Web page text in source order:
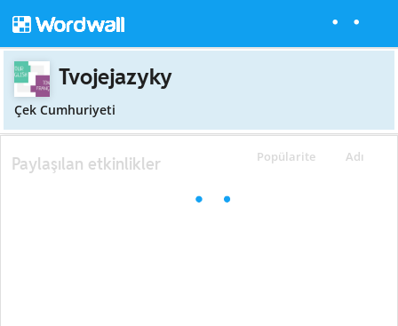
Tvojejazyky
Çek Cumhuriyeti
Popülarite Adı
Paylaşılan etkinlikler